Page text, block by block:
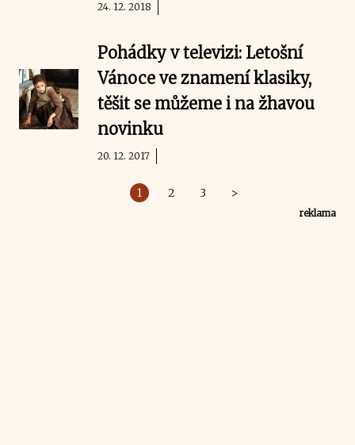
24. 12. 2018
Pohádky v televizi: Letošní
Vánoce ve znamení klasiky,
těšit se můžeme i na žhavou
novinku
20. 12. 2017
1 2 3 >
reklama